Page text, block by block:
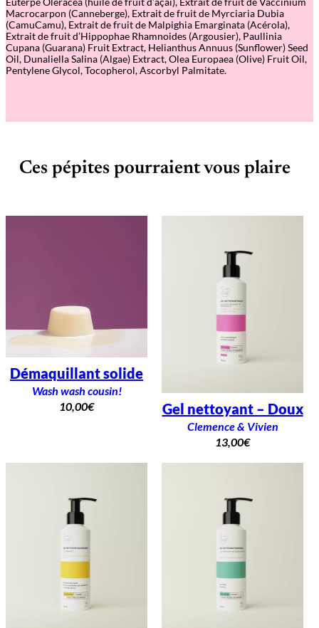
Macrocarpon (Canneberge), Extrait de fruit de Myrciaria Dubia
(CamuCamu), Extrait de fruit de Malpighia Emarginata (Acérola),
Extrait de fruit d’Hippophae Rhamnoides (Argousier), Paullinia
Cupana (Guarana) Fruit Extract, Helianthus Annuus (Sunflower) Seed
Oil, Dunaliella Salina (Algae) Extract, Olea Europaea (Olive) Fruit Oil,
Pentylene Glycol, Tocopherol, Ascorbyl Palmitate.
Ces pépites pourraient vous plaire
Démaquillant solide
Wash wash cousin!
10,00€ Gel nettoyant – Doux
Clemence & Vivien
13,00€